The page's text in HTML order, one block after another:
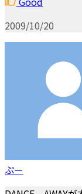
2009/10/20
ぷー